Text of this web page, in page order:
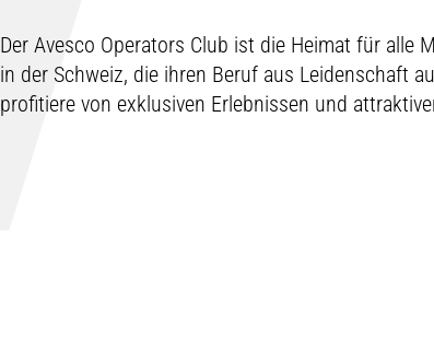
Der Avesco Operators Club ist die Heimat für alle
in der Schweiz, die ihren Beruf aus Leidenschaft
profitiere von exklusiven Erlebnissen und